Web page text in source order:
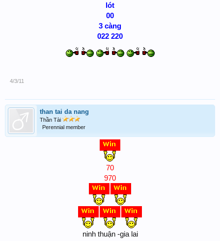
lót
00
3 càng
022 220
4/3/11
than tai da nang
Thần Tài
Perennial member
70
970
ninh thuận -gia lai​